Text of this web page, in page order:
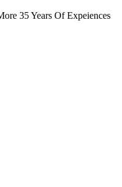
35 Years Of Expeiences